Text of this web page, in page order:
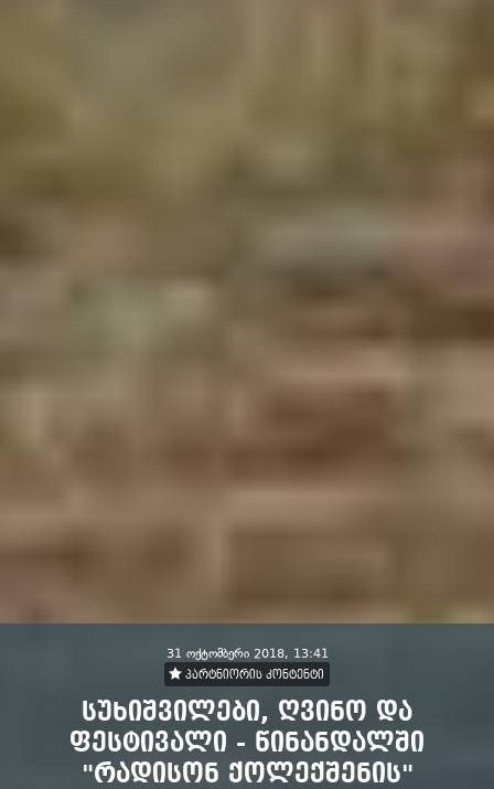
31 ოქტომბერი 2018, 13:41
პარტნიორის კონტენტი
სუხიშვილები, ღვინო და
ფესტივალი - წინანდალში
"რადისონ ქოლექშენის"